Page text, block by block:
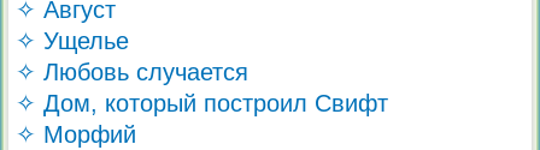
✧ Август
✧ Ущелье
✧ Любовь случается
✧ Дом, который построил Свифт
✧ Морфий